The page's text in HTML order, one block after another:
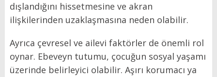
dışlandığını hissetmesine ve akran
ilişkilerinden uzaklaşmasına neden olabilir.
Ayrıca çevresel ve ailevi faktörler de önemli rol
oynar. Ebeveyn tutumu, çocuğun sosyal yaşamı
üzerinde belirleyici olabilir. Aşırı korumacı ya